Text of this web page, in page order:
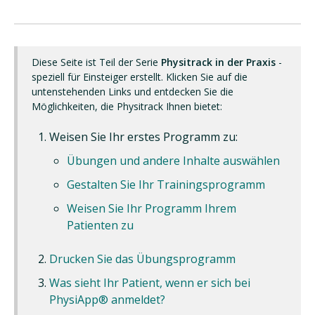
Diese Seite ist Teil der Serie Physitrack in der Praxis -
speziell für Einsteiger erstellt. Klicken Sie auf die
untenstehenden Links und entdecken Sie die
Möglichkeiten, die Physitrack Ihnen bietet:
Weisen Sie Ihr erstes Programm zu:
Übungen und andere Inhalte auswählen
Gestalten Sie Ihr Trainingsprogramm
Weisen Sie Ihr Programm Ihrem
Patienten zu
Drucken Sie das Übungsprogramm
Was sieht Ihr Patient, wenn er sich bei
PhysiApp® anmeldet?